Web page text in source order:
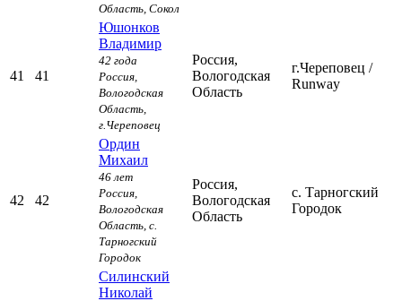
Область, Сокол
41 41
Юшонков
Владимир
42 года
Россия,
Вологодская
Область,
г.Череповец
Россия,
Вологодская
Область
г.Череповец /
Runway
42 42
Ордин
Михаил
46 лет
Россия,
Вологодская
Область, с.
Тарногский
Городок
Россия,
Вологодская
Область
с. Тарногский
Городок
Силинский
Николай